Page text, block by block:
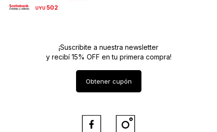
UYU502
¡Suscribite a nuestra newsletter
y recibí 15% OFF en tu primera compra!
Obtener cupón
 